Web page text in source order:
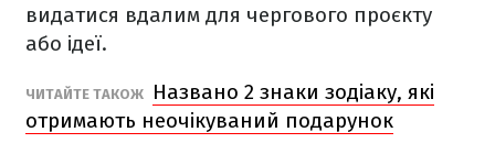
видатися вдалим для чергового проєкту
або ідеї.
ЧИТАЙТЕ ТАКОЖ
Названо 2 знаки зодіаку, які
отримають неочікуваний подарунок